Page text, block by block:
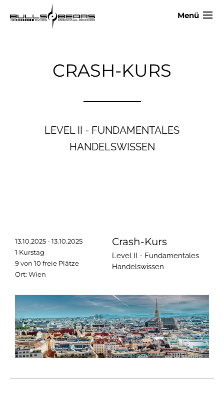
Menü
CRASH-KURS
LEVEL II - FUNDAMENTALES
HANDELSWISSEN
13.10.2025 - 13.10.2025
1 Kurstag
9 von 10 freie Plätze
Ort: Wien
Crash-Kurs
Level II - Fundamentales
Handelswissen